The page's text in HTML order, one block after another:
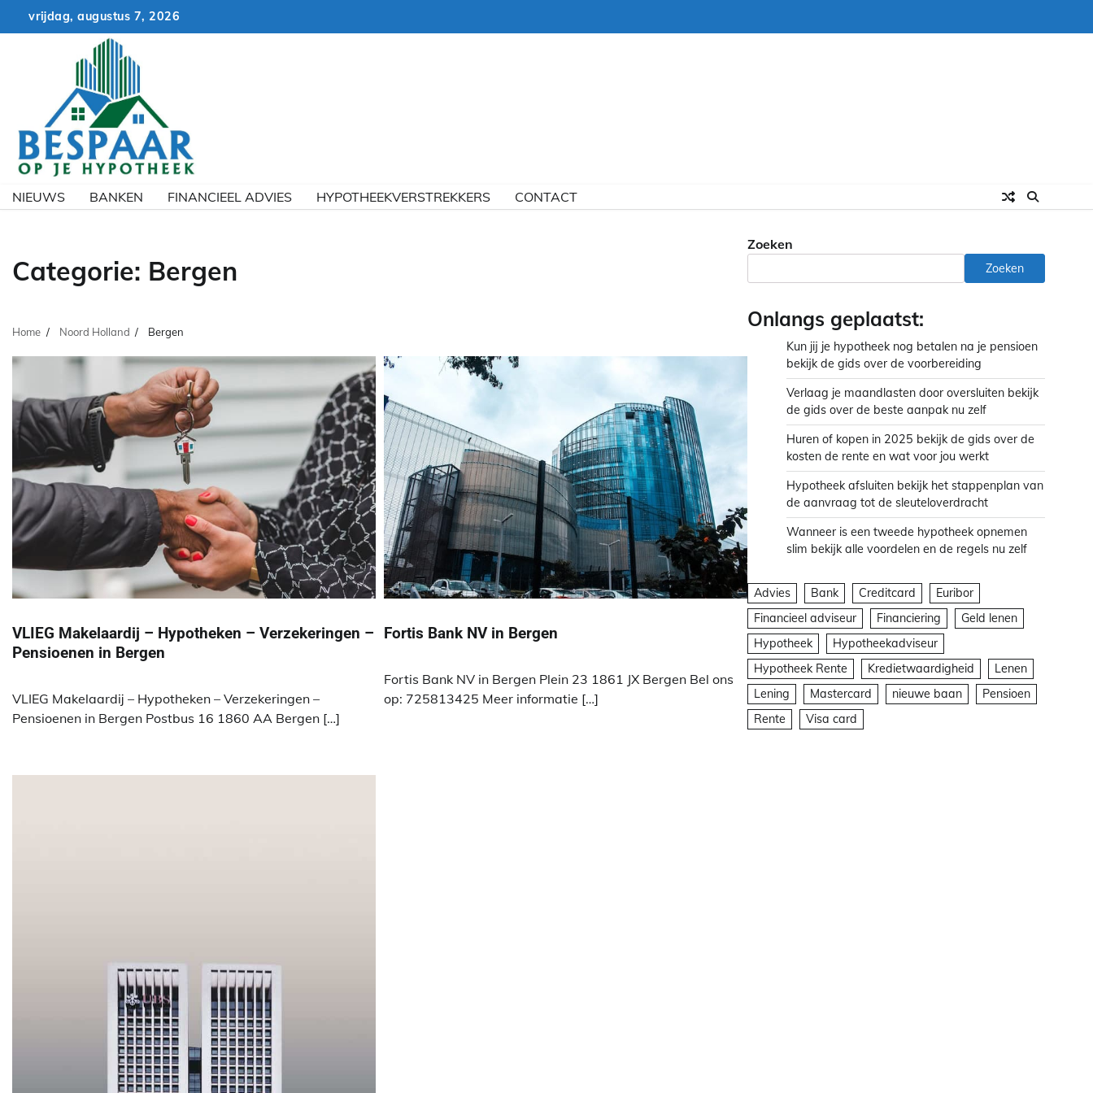
vrijdag, augustus 7, 2026
NIEUWS BANKEN FINANCIEEL ADVIES HYPOTHEEKVERSTREKKERS CONTACT
Categorie: Bergen
Home Noord Holland Bergen
VLIEG Makelaardij – Hypotheken – Verzekeringen –
Pensioenen in Bergen
VLIEG Makelaardij – Hypotheken – Verzekeringen –
Pensioenen in Bergen Postbus 16 1860 AA Bergen […]
Fortis Bank NV in Bergen
Fortis Bank NV in Bergen Plein 23 1861 JX Bergen Bel ons
op: 725813425 Meer informatie […]
Zoeken
Zoeken
Onlangs geplaatst:
Kun jij je hypotheek nog betalen na je pensioen
bekijk de gids over de voorbereiding
Verlaag je maandlasten door oversluiten bekijk
de gids over de beste aanpak nu zelf
Huren of kopen in 2025 bekijk de gids over de
kosten de rente en wat voor jou werkt
Hypotheek afsluiten bekijk het stappenplan van
de aanvraag tot de sleuteloverdracht
Wanneer is een tweede hypotheek opnemen
slim bekijk alle voordelen en de regels nu zelf
Advies Bank Creditcard
Euribor
Financieel adviseur
Financiering
Geld lenen
Hypotheek
Hypotheekadviseur
Hypotheek Rente
Kredietwaardigheid
Lenen
Lening
Mastercard nieuwe baan
Pensioen
Rente
Visa card